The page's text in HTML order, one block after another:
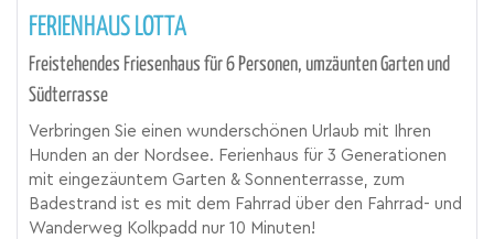
FERIENHAUS LOTTA
Freistehendes Friesenhaus für 6 Personen, umzäunten Garten und
Südterrasse
Verbringen Sie einen wunderschönen Urlaub mit Ihren
Hunden an der Nordsee. Ferienhaus für 3 Generationen
mit eingezäuntem Garten & Sonnenterrasse, zum
Badestrand ist es mit dem Fahrrad über den Fahrrad- und
Wanderweg Kolkpadd nur 10 Minuten!